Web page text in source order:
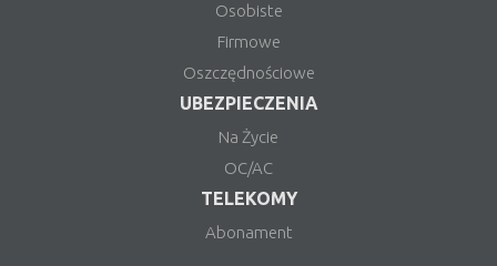
Osobiste
Firmowe
Oszczędnościowe
UBEZPIECZENIA
Na Życie
OC/AC
TELEKOMY
Abonament